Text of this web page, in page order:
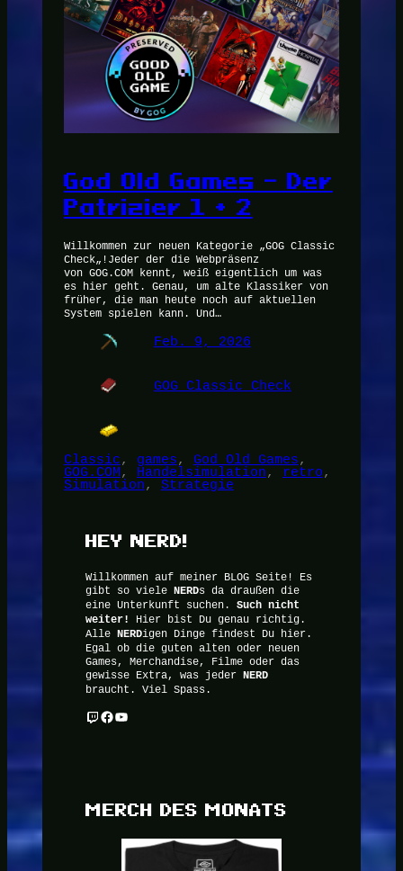
God Old Games – Der
Patrizier 1 + 2
Willkommen zur neuen Kategorie „GOG Classic
Check„!Jeder der die Webpräsenz
von GOG.COM kennt, weiß eigentlich um was
es hier geht. Genau, um alte Klassiker von
früher, die man heute noch auf aktuellen
System spielen kann. Und…
Feb. 9, 2026
GOG Classic Check
Classic, games, God Old Games
GOG.COM, Handelsimulation, retro
Simulation, Strategie
HEY NERD!
Willkommen auf meiner BLOG Seite! Es
gibt so viele NERDs da draußen die
eine Unterkunft suchen. Such nicht
weiter!
Hier bist Du genau richtig.
Alle NERDigen Dinge findest Du hier.
Egal ob die guten alten oder neuen
Games, Merchandise, Filme oder das
gewisse Extra, was jeder NERD
braucht. Viel Spass.
Twitch Facebook YouTube
MERCH DES MONATS